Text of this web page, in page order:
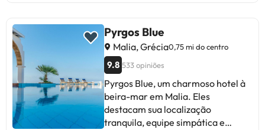
condicionado, varanda e acesso
Wi-Fi gratuito. O alojamento
disponibiliza terraço, área de estar,
televisão de ecrã plano, uma
cozinha totalmente equipada com
um frigorífico e um forno, e uma
casa de banho privativa com
chuveiro e um secador de cabelo.
Pyrgos Blue
Malia, Grécia0,75 mi do centro
9.8 533 opiniões
Pyrgos Blue, um charmoso hotel à
beira-mar em Malia. Eles
destacam sua localização
tranquila, equipe simpática e